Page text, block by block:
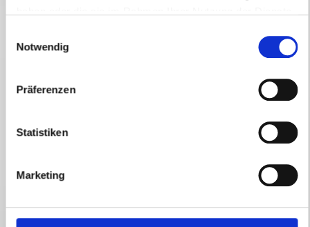
Notwendig
Präferenzen
Statistiken
Marketing
Funktionsfähigkeit unserer informationstechnologischen
Systeme und der Technik unserer Internetseite zu
gewährleisten sowie (4) um Strafverfolgungsbehörden
notwendigen Informationen bereitzustellen. Diese
anonym erhobenen Daten und Informationen werden
statistisch und ferner mit dem Ziel ausgewertet, den
Schutzniveau für die von uns verarbeiteten
personenbezogenen Daten sicherzustellen. Die